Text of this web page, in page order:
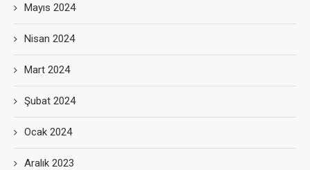
Mayıs 2024
Nisan 2024
Mart 2024
Şubat 2024
Ocak 2024
Aralık 2023